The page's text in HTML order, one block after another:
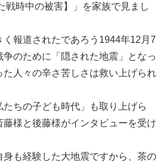
戦時中の被害】」を家族で見まし
報道されたであろう1944年12月7
争のために「隠された地震」となっ
た人々の辛さ苦しさは救い上げられ
たちの子ども時代」も取り上げら
様と後藤様がインタビューを受け
も経験した大地震ですから、茶の